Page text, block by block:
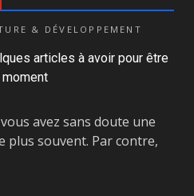
& DÉVELOPPEMENT
articles à avoir pour être
avez sans doute une
plus souvent. Par contre,